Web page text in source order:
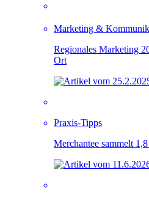
Marketing &
Regionales Marketing
Ort
Praxis-Tipps
Merchantee sammelt